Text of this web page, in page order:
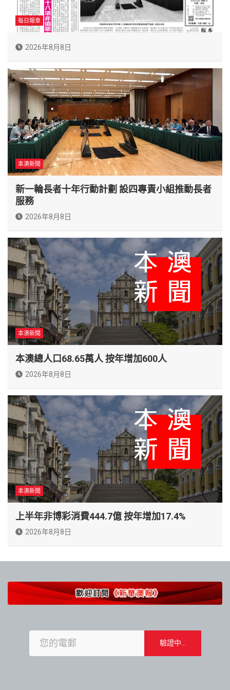
每日報章
2026年8月8日
本澳新聞
新一輪長者十年行動計劃 設四專責小組推動長者
服務
2026年8月8日
本澳新聞
本澳總人口68.65萬人 按年增加600人
2026年8月8日
本澳新聞
上半年非博彩消費444.7億 按年增加17.4%
2026年8月8日